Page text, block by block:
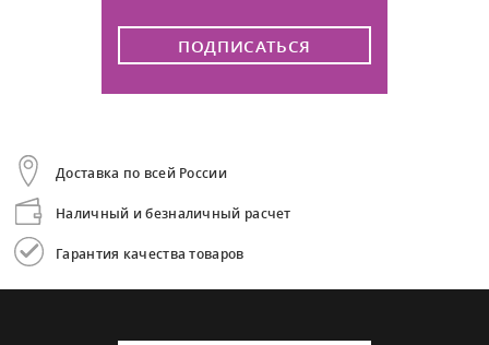
ПОДПИСАТЬСЯ
Доставка по всей России
Наличный и безналичный расчет
Гарантия качества товаров